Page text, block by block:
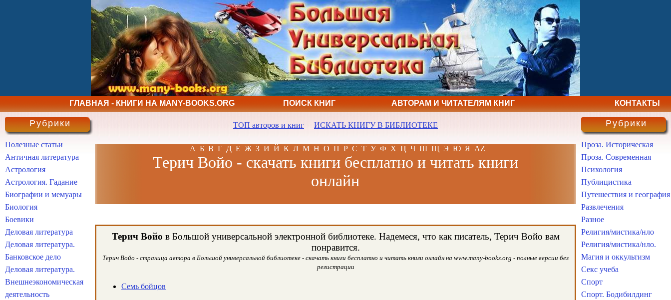
ГЛАВНАЯ - КНИГИ НА MANY-BOOKS.ORG ПОИСК КНИГ АВТОРАМ И ЧИТАТЕЛЯМ КНИГ КОНТАКТЫ
ТОП авторов и книг ИСКАТЬ КНИГУ В БИБЛИОТЕКЕ
А Б В Г Д Е Ж З И Й К Л М Н О П Р С Т У Ф Х Ц Ч Ш Щ Э Ю Я AZ
Терич Войо - скачать книги бесплатно и читать книги
онлайн
Терич Войо в Большой универсальной электронной библиотеке. Надемеся, что как писатель, Терич Войо вам
понравится.
Терич Войо - страница автора в Большой универсальной библиотеке - скачать книги бесплатно и читать книги онлайн на www.many-books.org - полные версии без
регистрации
Семь бойцов
Рубрики
Полезные статьи
Античная литература
Астрология
Астрология. Гадание
Биографии и мемуары
Биология
Боевики
Деловая литература
Деловая литература.
Банковское дело
Деловая литература.
Внешнеэкономическая
деятельность
Рубрики
Проза. Историческая
Проза. Современная
Психология
Публицистика
Путешествия и география
Развлечения
Разное
Религия/мистика/нло
Религия/мистика/нло.
Магия и оккультизм
Секс учеба
Спорт
Спорт. Бодибилдинг